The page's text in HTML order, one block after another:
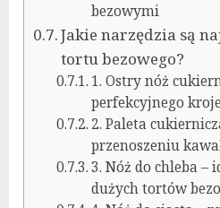
bezowymi
Jakie narzędzia są
tortu bezowego?
1. Ostry nóż
perfekcyjnego
2. Paleta
przenoszeniu
3. Nóż do chleba –
dużych tortów